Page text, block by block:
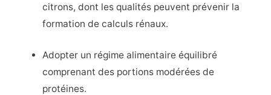
citrons, dont les qualités peuvent prévenir la
formation de calculs rénaux.
Adopter un régime alimentaire équilibré
comprenant des portions modérées de
protéines.